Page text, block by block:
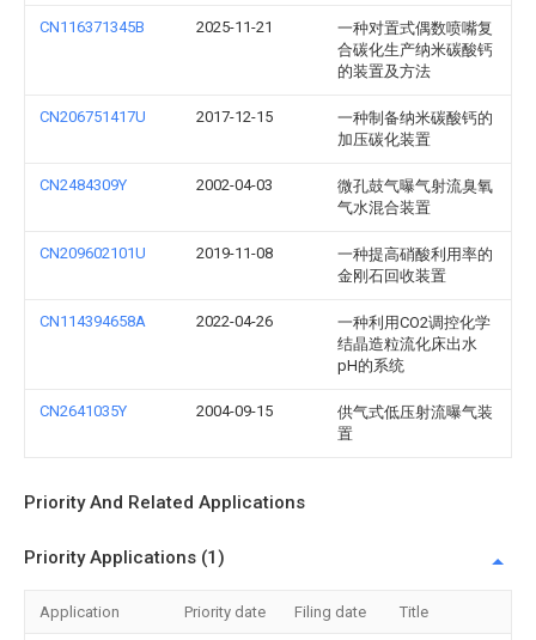
CN116371345B 2025-11-21
一种对置式偶数喷嘴复
合碳化生产纳米碳酸钙
的装置及方法
CN206751417U 2017-12-15
一种制备纳米碳酸钙的
加压碳化装置
CN2484309Y 2002-04-03
微孔鼓气曝气射流臭氧
气水混合装置
CN209602101U 2019-11-08
一种提高硝酸利用率的
金刚石回收装置
CN114394658A 2022-04-26
一种利用CO2调控化学
结晶造粒流化床出水
pH的系统
CN2641035Y 2004-09-15
供气式低压射流曝气装
置
Priority And Related Applications
Priority Applications (1)
Application Priority date Filing date Title